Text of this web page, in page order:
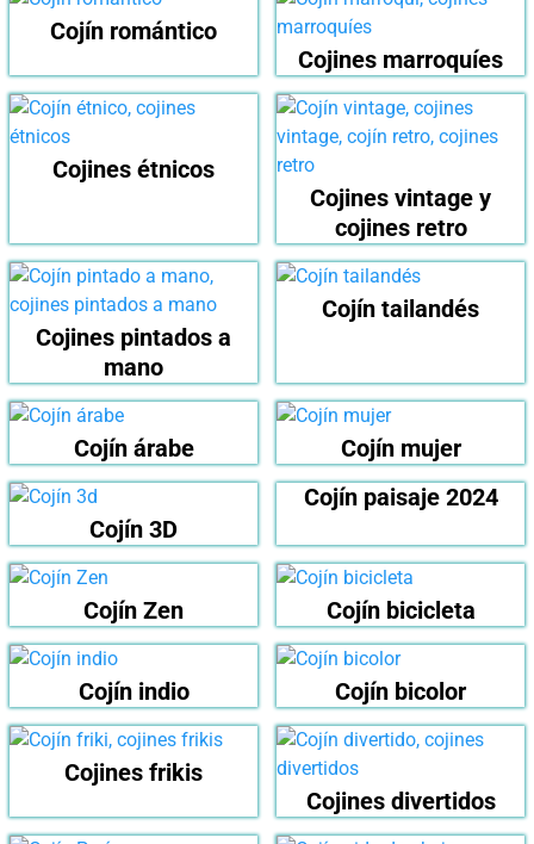
Cojín romántico
Cojines marroquíes
Cojines étnicos
Cojines vintage y
cojines retro
Cojines pintados a
mano
Cojín tailandés
Cojín árabe Cojín mujer
Cojín 3D
Cojín paisaje 2024
Cojín Zen Cojín bicicleta
Cojín indio Cojín bicolor
Cojines frikis
Cojines divertidos